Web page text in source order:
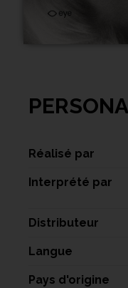
PERSONA
Réalisé par
Interprété par
Distributeur
Langue
Pays d'origine